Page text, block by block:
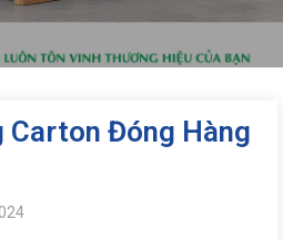
Carton Đóng Hàng